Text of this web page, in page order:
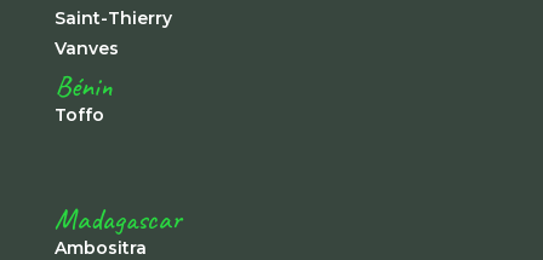
Saint-Thierry
Vanves
Bénin
Toffo
Madagascar
Ambositra